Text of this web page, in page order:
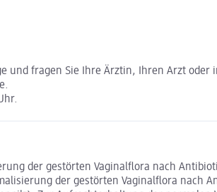
und fragen Sie Ihre Ärztin, Ihren Arzt oder
der gestörten Vaginalflora nach
der gestörten Vaginalflora nach